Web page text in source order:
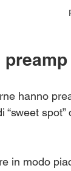
hanno
“sweet
in modo